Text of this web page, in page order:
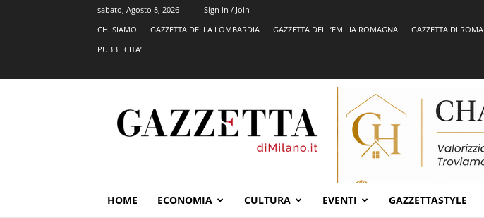
sabato, Agosto 8, 2026
Sign in / Join
CHI SIAMO
GAZZETTA DELLA LOMBARDIA GAZZETTA DELL’EMILIA ROMAGNA GAZZETTA DI ROMA
PUBBLICITA’
HOME ECONOMIA CULTURA EVENTI GAZZETTASTYLE